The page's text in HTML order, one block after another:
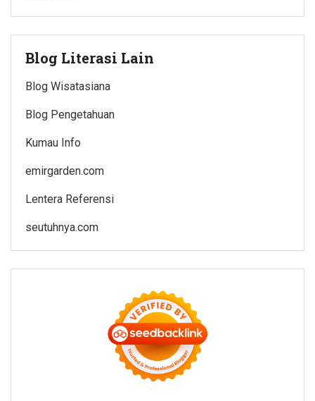
Blog Literasi Lain
Blog Wisatasiana
Blog Pengetahuan
Kumau Info
emirgarden.com
Lentera Referensi
seutuhnya.com